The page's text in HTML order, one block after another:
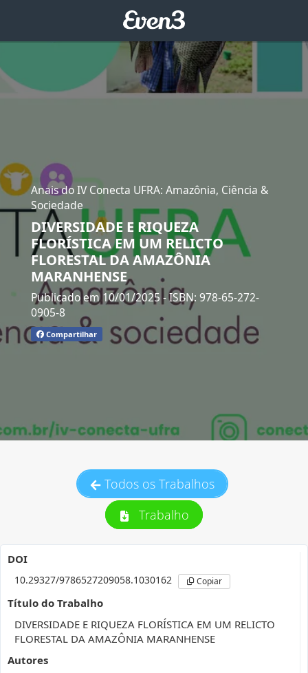
Anais do IV Conecta UFRA: Amazônia, Ciência &
Sociedade
DIVERSIDADE E RIQUEZA
FLORÍSTICA EM UM RELICTO
FLORESTAL DA AMAZÔNIA
MARANHENSE
Publicado em 10/01/2025 - ISBN: 978-65-272-
0905-8
Compartilhar
Todos os Trabalhos
Trabalho
DOI
10.29327/9786527209058.1030162 Copiar
Título do Trabalho
DIVERSIDADE E RIQUEZA FLORÍSTICA EM UM RELICTO
FLORESTAL DA AMAZÔNIA MARANHENSE
Autores